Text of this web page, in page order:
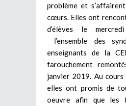
problème et
cœurs. Elles ont
d’élèves le
l’ensemble des
enseignants de la
farouchement
janvier 2019. Au cours
elles ont promis de
oeuvre afin que les